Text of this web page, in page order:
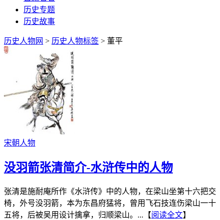
历史专题
历史故事
历史人物网 > 历史人物标签 > 董平
宋朝人物
没羽箭张清简介-水浒传中的人物
张清是施耐庵所作《水浒传》中的人物，在梁山坐第十六把交
椅，外号没羽箭，本为东昌府猛将，曾用飞石技连伤梁山一十
五将，后被吴用设计擒拿，归顺梁山。...【阅读全文】